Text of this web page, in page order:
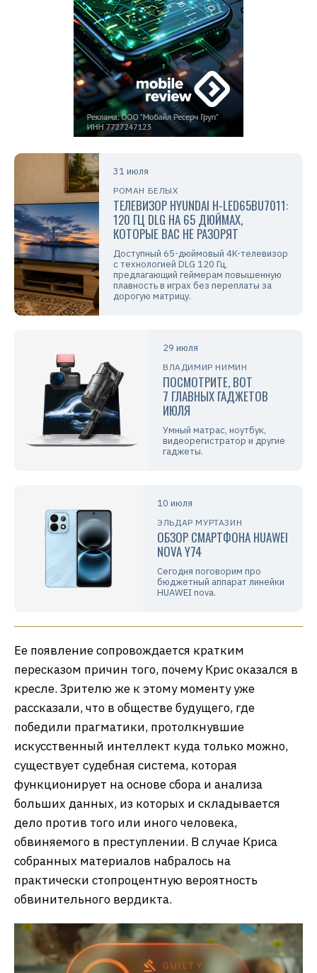
31 июля
РОМАН БЕЛЫХ
ТЕЛЕВИЗОР HYUNDAI H-LED65BU7011:
120 ГЦ DLG НА 65 ДЮЙМАХ,
КОТОРЫЕ ВАС НЕ РАЗОРЯТ
Доступный 65-дюймовый 4K-телевизор
с технологией DLG 120 Гц,
предлагающий геймерам повышенную
плавность в играх без переплаты за
дорогую матрицу.
29 июля
ВЛАДИМИР НИМИН
ПОСМОТРИТЕ, ВОТ
7 ГЛАВНЫХ ГАДЖЕТОВ
ИЮЛЯ
Умный матрас, ноутбук,
видеорегистратор и другие
гаджеты.
10 июля
ЭЛЬДАР МУРТАЗИН
ОБЗОР СМАРТФОНА HUAWEI
NOVA Y74
Сегодня поговорим про
бюджетный аппарат линейки
HUAWEI nova.
Ее появление сопровождается кратким
пересказом причин того, почему Крис оказался в
кресле. Зрителю же к этому моменту уже
рассказали, что в обществе будущего, где
победили прагматики, протолкнувшие
искусственный интеллект куда только можно,
существует судебная система, которая
функционирует на основе сбора и анализа
больших данных, из которых и складывается
дело против того или иного человека,
обвиняемого в преступлении. В случае Криса
собранных материалов набралось на
практически стопроцентную вероятность
обвинительного вердикта.